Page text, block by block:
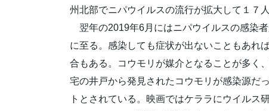
州北部でニパウイルスの流行が拡大して１７
翌年の2019年6月にはニパウイルスの感染
に至る。感染しても症状が出ないこともあれ
合もある。コウモリが媒介となることが多く
宅の井戸から発見されたコウモリが感染源だ
トとされている。映画ではケララにウイルス